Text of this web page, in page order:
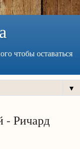
чтобы оставаться
▼
- Ричард